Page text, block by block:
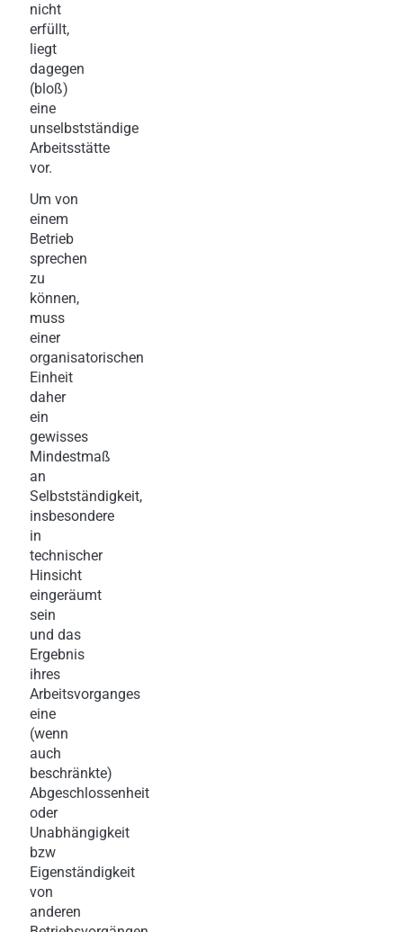
nicht
erfüllt,
liegt
dagegen
(bloß)
eine
unselbstständige
Arbeitsstätte
vor.
Um von
einem
Betrieb
sprechen
zu
können,
muss
einer
organisatorischen
Einheit
daher
ein
gewisses
Mindestmaß
an
Selbstständigkeit,
insbesondere
in
technischer
Hinsicht
eingeräumt
sein
und das
Ergebnis
ihres
Arbeitsvorganges
eine
(wenn
auch
beschränkte)
Abgeschlossenheit
oder
Unabhängigkeit
bzw
Eigenständigkeit
von
anderen